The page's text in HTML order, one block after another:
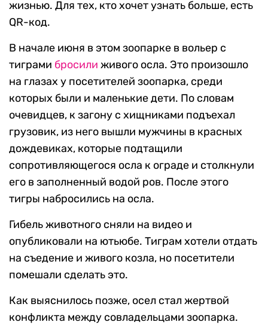
жизнью. Для тех, кто хочет узнать больше, есть
QR-код.
В начале июня в этом зоопарке в вольер с
тиграми бросили живого осла. Это произошло
на глазах у посетителей зоопарка, среди
которых были и маленькие дети. По словам
очевидцев, к загону с хищниками подъехал
грузовик, из него вышли мужчины в красных
дождевиках, которые подтащили
сопротивляющегося осла к ограде и столкнули
его в заполненный водой ров. После этого
тигры набросились на осла.
Гибель животного сняли на видео и
опубликовали на ютьюбе. Тиграм хотели отдать
на съедение и живого козла, но посетители
помешали сделать это.
Как выяснилось позже, осел стал жертвой
конфликта между совладельцами зоопарка.